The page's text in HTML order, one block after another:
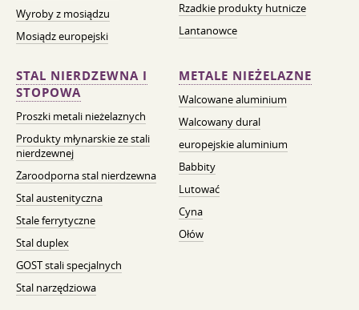
Wyroby z mosiądzu
Mosiądz europejski
Rzadkie produkty hutnicze
Lantanowce
STAL NIERDZEWNA I
STOPOWA
Proszki metali nieżelaznych
Produkty młynarskie ze stali
nierdzewnej
Żaroodporna stal nierdzewna
Stal austenityczna
Stale ferrytyczne
Stal duplex
GOST stali specjalnych
Stal narzędziowa
METALE NIEŻELAZNE
Walcowane aluminium
Walcowany dural
europejskie aluminium
Babbity
Lutować
Cyna
Ołów